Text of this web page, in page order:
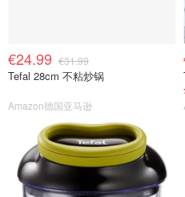
€24.99 €31.99
Tefal 28cm 不粘炒锅
Amazon德国亚马逊